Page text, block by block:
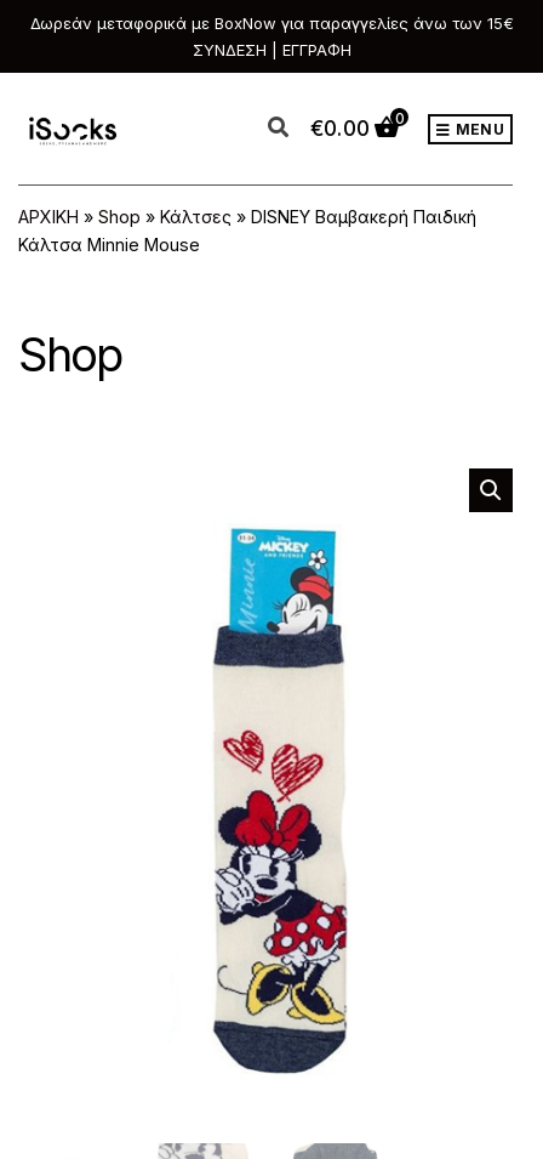
Δωρεάν μεταφορικά με BoxNow για παραγγελίες άνω των 15€
ΣΥΝΔΕΣΗ | ΕΓΓΡΑΦΗ
€0.00 0
MENU
ΑΡΧΙΚΗ » Shop » Κάλτσες » DISNEY Βαμβακερή Παιδική
Κάλτσα Minnie Mouse
Shop